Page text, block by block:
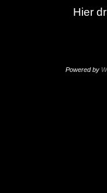
Hier
Powered by